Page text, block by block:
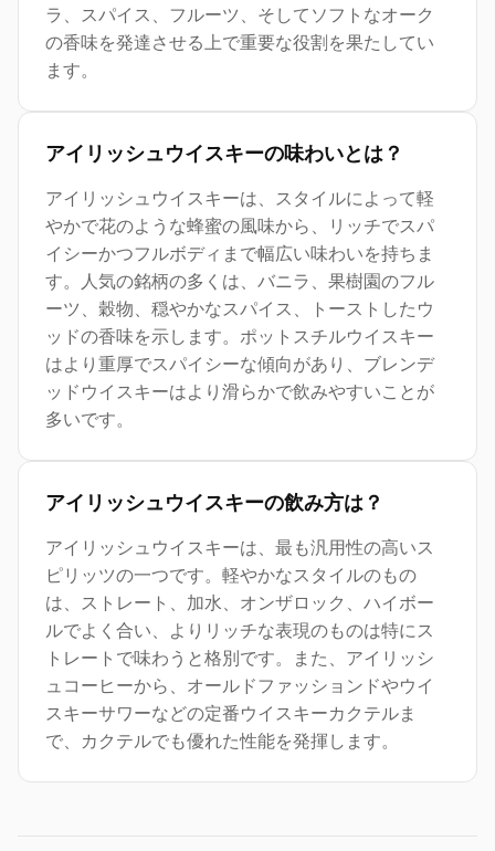
ラ、スパイス、フルーツ、そしてソフトなオーク
の香味を発達させる上で重要な役割を果たしてい
ます。
アイリッシュウイスキーの味わいとは？
アイリッシュウイスキーは、スタイルによって軽
やかで花のような蜂蜜の風味から、リッチでスパ
イシーかつフルボディまで幅広い味わいを持ちま
す。人気の銘柄の多くは、バニラ、果樹園のフル
ーツ、穀物、穏やかなスパイス、トーストしたウ
ッドの香味を示します。ポットスチルウイスキー
はより重厚でスパイシーな傾向があり、ブレンデ
ッドウイスキーはより滑らかで飲みやすいことが
多いです。
アイリッシュウイスキーの飲み方は？
アイリッシュウイスキーは、最も汎用性の高いス
ピリッツの一つです。軽やかなスタイルのもの
は、ストレート、加水、オンザロック、ハイボー
ルでよく合い、よりリッチな表現のものは特にス
トレートで味わうと格別です。また、アイリッシ
ュコーヒーから、オールドファッションドやウイ
スキーサワーなどの定番ウイスキーカクテルま
で、カクテルでも優れた性能を発揮します。